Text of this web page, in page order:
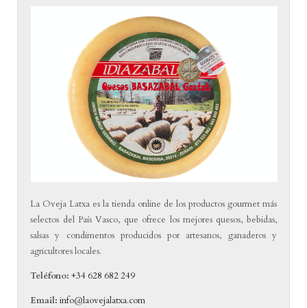
La Oveja Latxa es la tienda online de los productos gourmet más
selectos del País Vasco, que ofrece los mejores quesos, bebidas,
salsas y condimentos producidos por artesanos, ganaderos y
agricultores locales.
Teléfono:+34 628 682 249
Email: info@laovejalatxa.com